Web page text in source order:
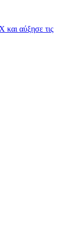
και αύξησε τις